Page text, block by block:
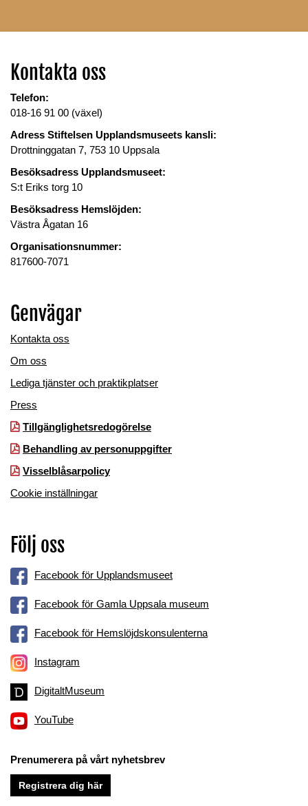
Kontakta oss
Telefon:
018-16 91 00 (växel)
Adress Stiftelsen Upplandsmuseets kansli:
Drottninggatan 7, 753 10 Uppsala
Besöksadress Upplandsmuseet:
S:t Eriks torg 10
Besöksadress Hemslöjden:
Västra Ågatan 16
Organisationsnummer:
817600-7071
Genvägar
Kontakta oss
Om oss
Lediga tjänster och praktikplatser
Press
Tillgänglighetsredogörelse
Behandling av personuppgifter
Visselblåsarpolicy
Cookie inställningar
Följ oss
Facebook för Upplandsmuseet
Facebook för Gamla Uppsala museum
Facebook för Hemslöjdskonsulenterna
Instagram
DigitaltMuseum
YouTube
Prenumerera på vårt nyhetsbrev
Registrera dig här